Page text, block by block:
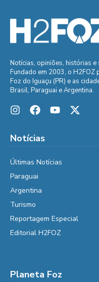
Notícias, opiniões, histórias
Fundado em 2003, o
Foz do Iguaçu (PR) e as
Brasil, Paraguai e Argentina.
Notícias
Últimas Notícias
Paraguai
Argentina
Turismo
Reportagem Especial
Editorial H2FOZ
Planeta Foz